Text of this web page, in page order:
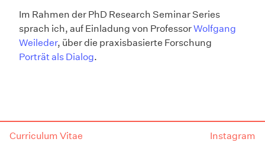
Im Rahmen der PhD Research Seminar Series
sprach ich, auf Einladung von ProfessorWolfgang
Weileder, über die praxisbasierte Forschung
Porträt als Dialog.
Curriculum Vitae
Instagram